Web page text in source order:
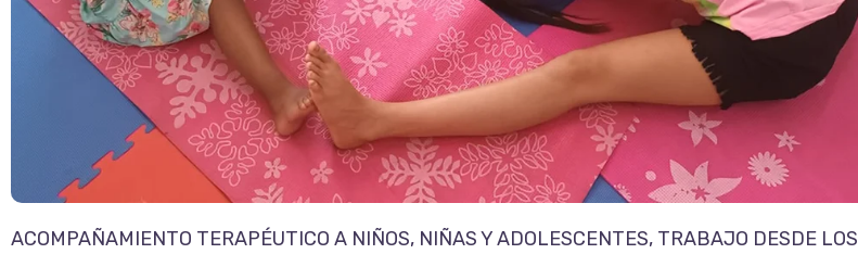
ACOMPAÑAMIENTO TERAPÉUTICO A NIÑOS, NIÑAS Y ADOLESCENTES, TRABAJO DESDE LOS